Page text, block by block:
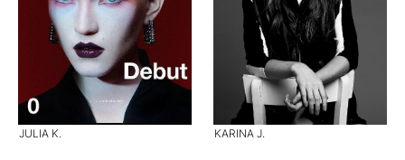
JULIA K. KARINA J.